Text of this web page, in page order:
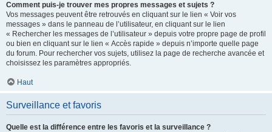
Comment puis-je trouver mes propres messages et sujets ?
Vos messages peuvent être retrouvés en cliquant sur le lien « Voir vos
messages » dans le panneau de l’utilisateur, en cliquant sur le lien
« Rechercher les messages de l’utilisateur » depuis votre propre page de profil
ou bien en cliquant sur le lien « Accès rapide » depuis n’importe quelle page
du forum. Pour rechercher vos sujets, utilisez la page de recherche avancée et
choisissez les paramètres appropriés.
Haut
Surveillance et favoris
Quelle est la différence entre les favoris et la surveillance ?